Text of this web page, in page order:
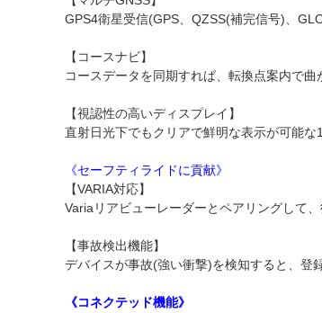
GPS4衛星受信(GPS、QZSS(補完信号)、
【コースナビ】
コースデータを同期すれば、転換点案内で
【視認性の高いディスプレイ】
直射日光下でもクリアで鮮明な表示が可能な
《セーフティライドに貢献》
【VARIA対応】
Variaリアビューレーダーとペアリングして
【事故検出機能】
デバイスが事故(強い衝撃)を検知すると、登
《コネクテッド機能》